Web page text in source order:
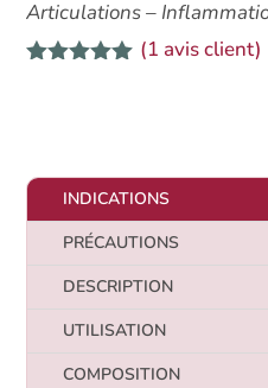
rouge
Articulations –
(1 avis client)
INDICATIONS
PRÉCAUTIONS
DESCRIPTION
UTILISATION
COMPOSITION